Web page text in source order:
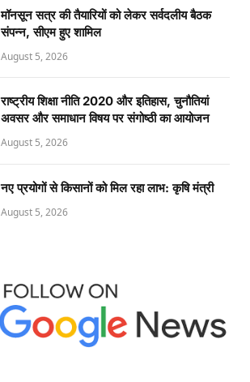
मॉनसून सत्र की तैयारियों को लेकर सर्वदलीय बैठक
संपन्न, सीएम हुए शामिल
August 5, 2026
राष्ट्रीय शिक्षा नीति 2020 और इतिहास, चुनौतियां
अवसर और समाधान विषय पर संगोष्ठी का आयोजन
August 5, 2026
नए प्रयोगों से किसानों को मिल रहा लाभ: कृषि मंत्री
August 5, 2026